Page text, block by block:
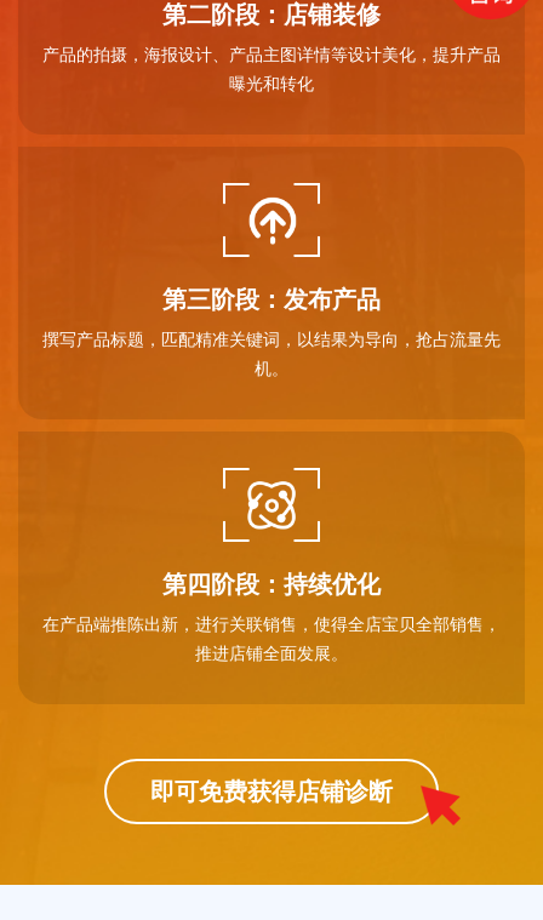
第二阶段：店铺装修
产品的拍摄，海报设计、产品主图详情等设计美化，提升产品
曝光和转化
第三阶段：发布产品
撰写产品标题，匹配精准关键词，以结果为导向，抢占流量先
机。
第四阶段：持续优化
在产品端推陈出新，进行关联销售，使得全店宝贝全部销售，
推进店铺全面发展。
即可免费获得店铺诊断